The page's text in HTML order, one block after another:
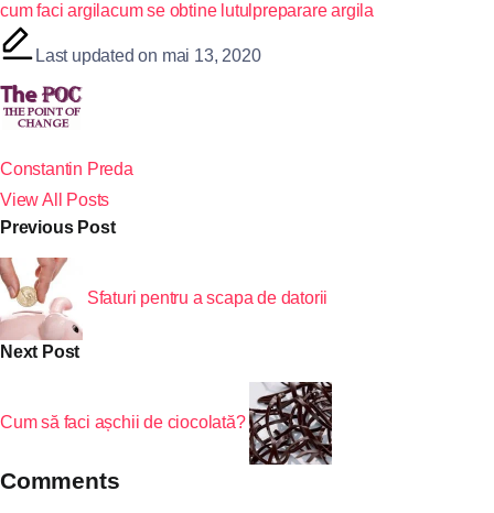
cum faci argilacum se obtine lutul preparare argila
Last updated on mai 13, 2020
Constantin Preda
View All Posts
Previous Post
Sfaturi pentru a scapa de datorii
Next Post
Cum să faci așchii de ciocolată?
Comments